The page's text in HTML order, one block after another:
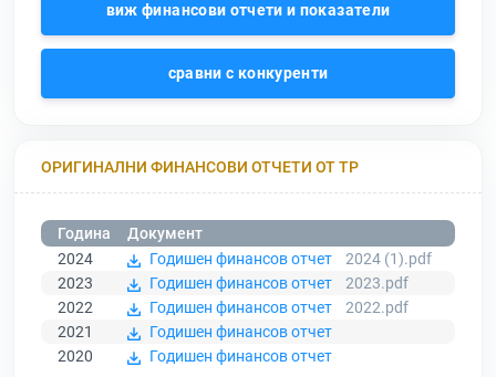
виж финансови отчети и показатели
сравни с конкуренти
ОРИГИНАЛНИ ФИНАНСОВИ ОТЧЕТИ ОТ ТР
Година
Документ
2024
Годишен финансов отчет
2024 (1).pdf
2023
Годишен финансов отчет
2023.pdf
2022
Годишен финансов отчет
2022.pdf
2021
Годишен финансов отчет
2020
Годишен финансов отчет